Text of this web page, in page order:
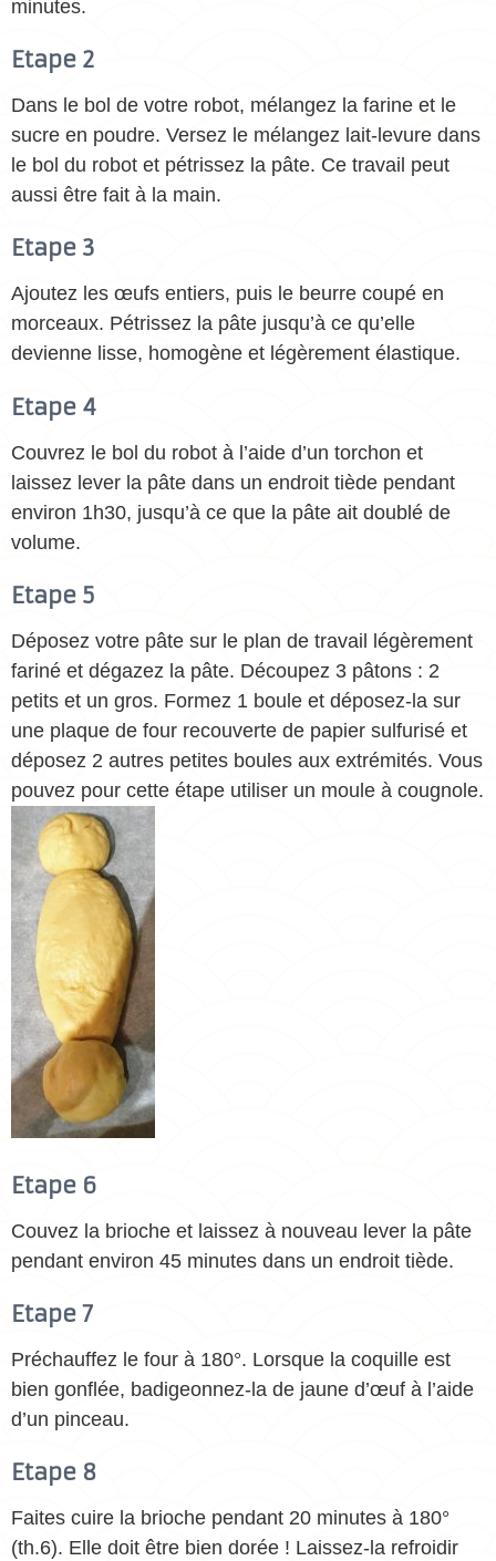
minutes.
Etape 2
Dans le bol de votre robot, mélangez la farine et le
sucre en poudre. Versez le mélangez lait-levure dans
le bol du robot et pétrissez la pâte. Ce travail peut
aussi être fait à la main.
Etape 3
Ajoutez les œufs entiers, puis le beurre coupé en
morceaux. Pétrissez la pâte jusqu’à ce qu’elle
devienne lisse, homogène et légèrement élastique.
Etape 4
Couvrez le bol du robot à l’aide d’un torchon et
laissez lever la pâte dans un endroit tiède pendant
environ 1h30, jusqu’à ce que la pâte ait doublé de
volume.
Etape 5
Déposez votre pâte sur le plan de travail légèrement
fariné et dégazez la pâte. Découpez 3 pâtons : 2
petits et un gros. Formez 1 boule et déposez-la sur
une plaque de four recouverte de papier sulfurisé et
déposez 2 autres petites boules aux extrémités. Vous
pouvez pour cette étape utiliser un moule à cougnole.
Etape 6
Couvez la brioche et laissez à nouveau lever la pâte
pendant environ 45 minutes dans un endroit tiède.
Etape 7
Préchauffez le four à 180°. Lorsque la coquille est
bien gonflée, badigeonnez-la de jaune d’œuf à l’aide
d’un pinceau.
Etape 8
Faites cuire la brioche pendant 20 minutes à 180°
(th.6). Elle doit être bien dorée ! Laissez-la refroidir